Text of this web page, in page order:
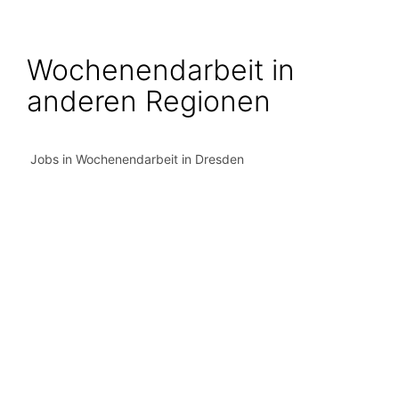
Wochenendarbeit in
anderen Regionen
Jobs in Wochenendarbeit in Dresden